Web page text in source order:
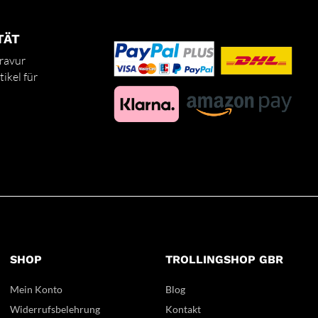
für
SHOP
Mein Konto
Widerrufsbelehrung
TROLLINGSHOP GBR
Blog
Kontakt